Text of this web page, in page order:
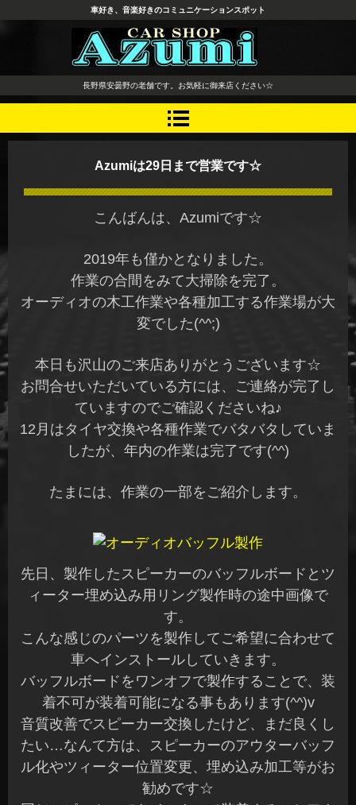
長野県 安曇野市 タイヤ ホ
イール デッドニング カーオ
ーディオ レカロシート
車好き、音楽好きのコミュニケーションスポット
長野県安曇野の老舗です。お気軽に御来店ください☆
Azumiは29日まで営業です☆
こんばんは、Azumiです☆
2019年も僅かとなりました。
作業の合間をみて大掃除を完了。
オーディオの木工作業や各種加工する作業場が大
変でした(^^;)
本日も沢山のご来店ありがとうございます☆
お問合せいただいている方には、ご連絡が完了し
ていますのでご確認くださいね♪
12月はタイヤ交換や各種作業でバタバタしていま
したが、年内の作業は完了です(^^)
たまには、作業の一部をご紹介します。
先日、製作したスピーカーのバッフルボードとツ
ィーター埋め込み用リング製作時の途中画像で
す。
こんな感じのパーツを製作してご希望に合わせて
車へインストールしていきます。
バッフルボードをワンオフで製作することで、装
着不可が装着可能になる事もあります(^^)v
音質改善でスピーカー交換したけど、まだ良くし
たい…なんて方は、スピーカーのアウターバッフ
ル化やツィーター位置変更、埋め込み加工等がお
勧めです☆